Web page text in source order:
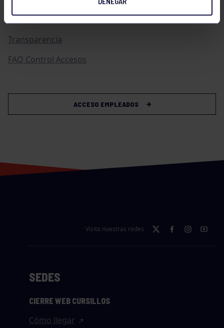
Compras
Transparencia
FAQ Control Accesos
ACCESO EMPLEADOS
Visita nuestras redes
SEDES
CIERRE WEB CURSILLOS
Cómo llegar